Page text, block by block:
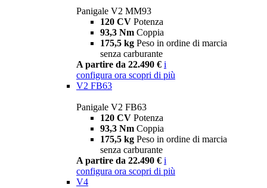
Panigale V2 MM93
120 CV Potenza
93,3 Nm Coppia
175,5 kg Peso in ordine di marcia
senza carburante
A partire da 22.490 € i
configura ora scopri di più
V2 FB63
Panigale V2 FB63
120 CV Potenza
93,3 Nm Coppia
175,5 kg Peso in ordine di marcia
senza carburante
A partire da 22.490 € i
configura ora scopri di più
V4